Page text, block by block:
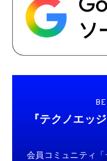
『テクノエッ
会員コミュニティ